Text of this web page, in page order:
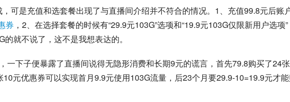
可是充值和选套餐出现了与直播间介绍并不符合的情况。1、充值99.8元后账
券 ，2、在选择套餐的时候有“29.9元103G”选项和“19.9元103G仅限新用户选项
就不说了，这不是我想表达的。
一下子便暴露了直播间说得无隐形消费和长期9元的谎言，首先79.8购买了24
元优惠券可以实现首月9.9元使用103G流量，后23个月要29.9-10=19.9元才